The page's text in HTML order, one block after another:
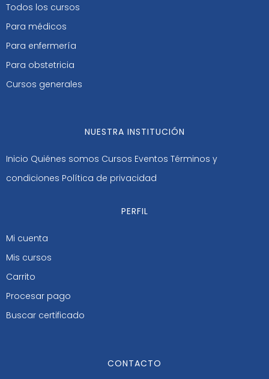
Todos los cursos
Para médicos
Para enfermería
Para obstetricia
Cursos generales
NUESTRA INSTITUCIÓN
Inicio Quiénes somos Cursos Eventos Términos y
condiciones Política de privacidad
PERFIL
Mi cuenta
Mis cursos
Carrito
Procesar pago
Buscar certificado
CONTACTO